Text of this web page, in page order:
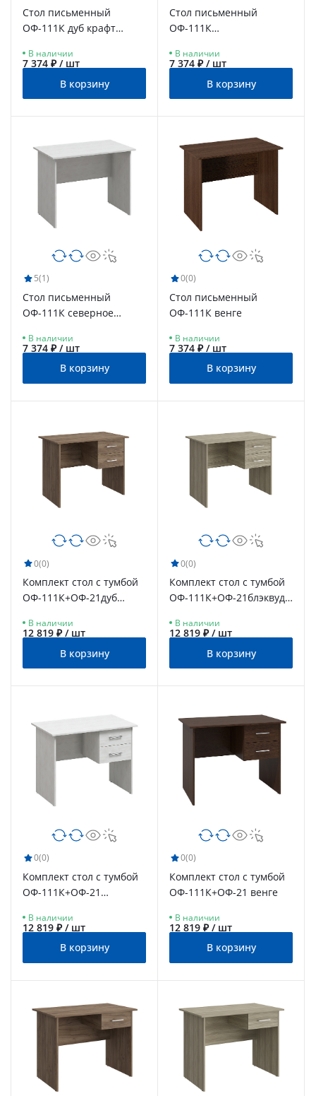
Стол письменный
ОФ-111К дуб крафт
В наличии
7 374 ₽ / шт
В корзину
Стол письменный
ОФ-111К
В наличии
7 374 ₽ / шт
В корзину
5(1)
Стол письменный
ОФ-111К северное
В наличии
7 374 ₽ / шт
В корзину
0(0)
Стол письменный
ОФ-111К венге
В наличии
7 374 ₽ / шт
В корзину
0(0)
Комплект стол с тумбой
ОФ-111К+ОФ-21дуб
В наличии
12 819 ₽ / шт
В корзину
0(0)
Комплект стол с тумбой
ОФ-111К+ОФ-21блэквуд с
В наличии
12 819 ₽ / шт
В корзину
0(0)
Комплект стол с тумбой
ОФ-111К+ОФ-21
светлое
В наличии
12 819 ₽ / шт
В корзину
0(0)
Комплект стол с тумбой
ОФ-111К+ОФ-21 венге
В наличии
12 819 ₽ / шт
В корзину